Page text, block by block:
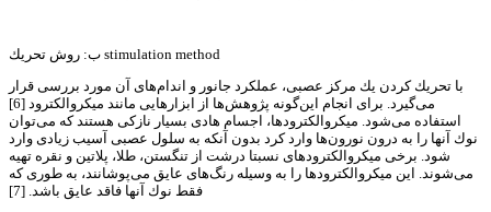
ب: روش تحریك stimulation method
با تحریك كردن یك مركز عصبی، عملكرد جانور و اندام‌های آن مورد بررسی قرار
می‌گیرد. برای انجام این‌گونه پژوهش‌ها از ابزارهایی مانند میكروالكترود [6]
استفاده می‌شود. میكروالكترودها، اجسام هادی بسیار نازكی هستند كه می‌توان
نوك آنها را به درون نورون‌ها وارد كرد بدون آنكه به سلول عصبی آسیب زیادی وارد
شود. برخی میكروالكترودهای نسبتا درشت از تنگستن، طلا، پلاتین و نقره تهیه
می‌شوند. این میكروالكترودها را به وسیله رنگ‌های عایق می‌پوشانند، به طوری كه
فقط نوك آنها فاقد عایق باشد. [7]